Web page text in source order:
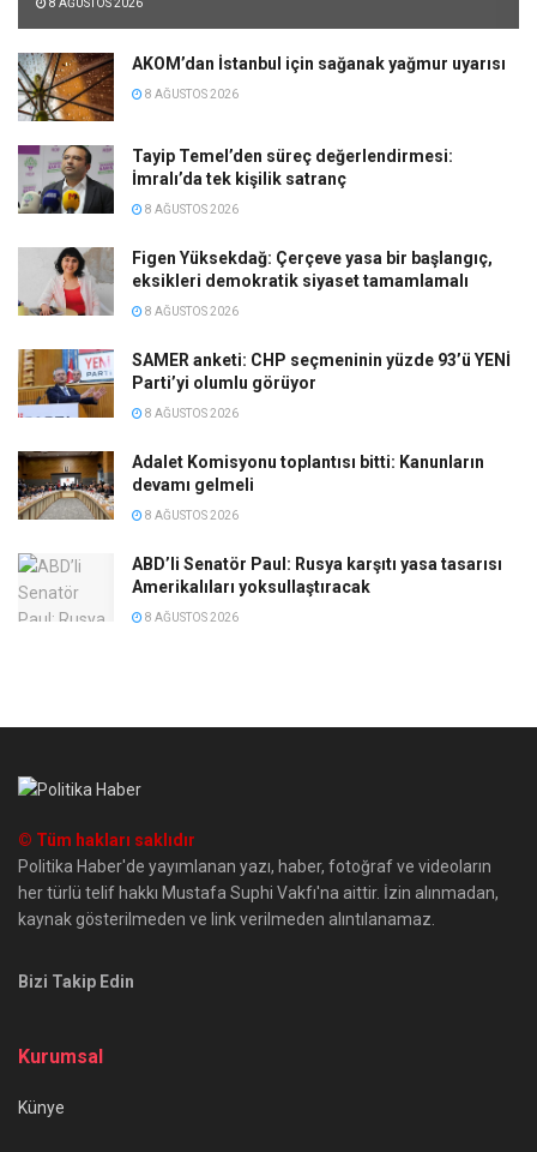
8 AĞUSTOS 2026
AKOM’dan İstanbul için sağanak yağmur uyarısı
8 AĞUSTOS 2026
Tayip Temel’den süreç değerlendirmesi:
İmralı’da tek kişilik satranç
8 AĞUSTOS 2026
Figen Yüksekdağ: Çerçeve yasa bir başlangıç,
eksikleri demokratik siyaset tamamlamalı
8 AĞUSTOS 2026
SAMER anketi: CHP seçmeninin yüzde 93’ü YENİ
Parti’yi olumlu görüyor
8 AĞUSTOS 2026
Adalet Komisyonu toplantısı bitti: Kanunların
devamı gelmeli
8 AĞUSTOS 2026
ABD’li Senatör Paul: Rusya karşıtı yasa tasarısı
Amerikalıları yoksullaştıracak
8 AĞUSTOS 2026
© Tüm hakları saklıdır
Politika Haber'de yayımlanan yazı, haber, fotoğraf ve videoların
her türlü telif hakkı Mustafa Suphi Vakfı'na aittir. İzin alınmadan,
kaynak gösterilmeden ve link verilmeden alıntılanamaz.
Bizi Takip Edin
Kurumsal
Künye